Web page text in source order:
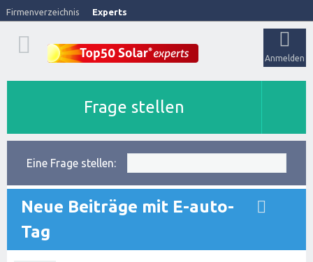
Firmenverzeichnis Experts
Anmelden
Frage stellen
Eine Frage stellen:
Neue Beiträge mit E-auto-
Tag